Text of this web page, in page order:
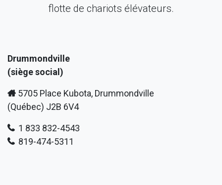
flotte de chariots élévateurs.
Drummondville
(siège social)
5705 Place Kubota, Drummondville
(Québec) J2B 6V4
1 833 832-4543
819-474-5311